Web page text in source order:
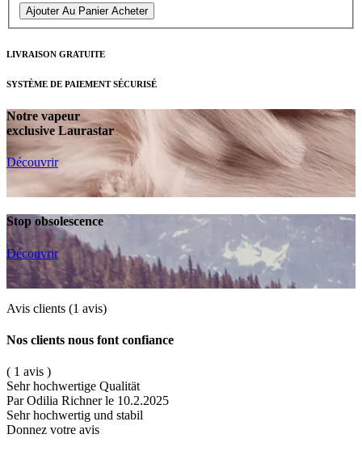
Ajouter Au Panier Acheter
LIVRAISON GRATUITE
SYSTÈME DE PAIEMENT SÉCURISÉ
Notre vapeur
exclusive Laurastar
Découvrir
Stop obsolescence
Découvrir
Avis clients (1 avis)
Nos clients nous font confiance
( 1 avis )
Sehr hochwertige Qualität
Par Odilia Richnerle 10.2.2025
Sehr hochwertig und stabil
Donnez votre avis